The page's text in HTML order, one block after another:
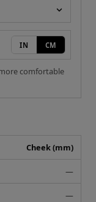
IN CM
comfortable
Cheek (mm)
—
—